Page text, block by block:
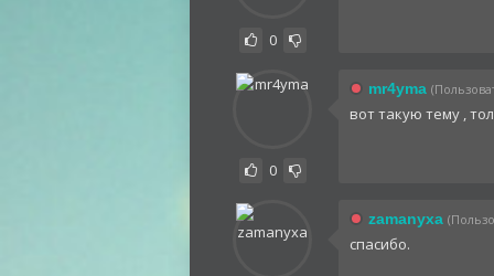
0
0
mr4yma
вот такую тему ,
zamanyxa
спасибо.